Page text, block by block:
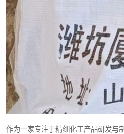
作为一家专注于精细化工产品研发与